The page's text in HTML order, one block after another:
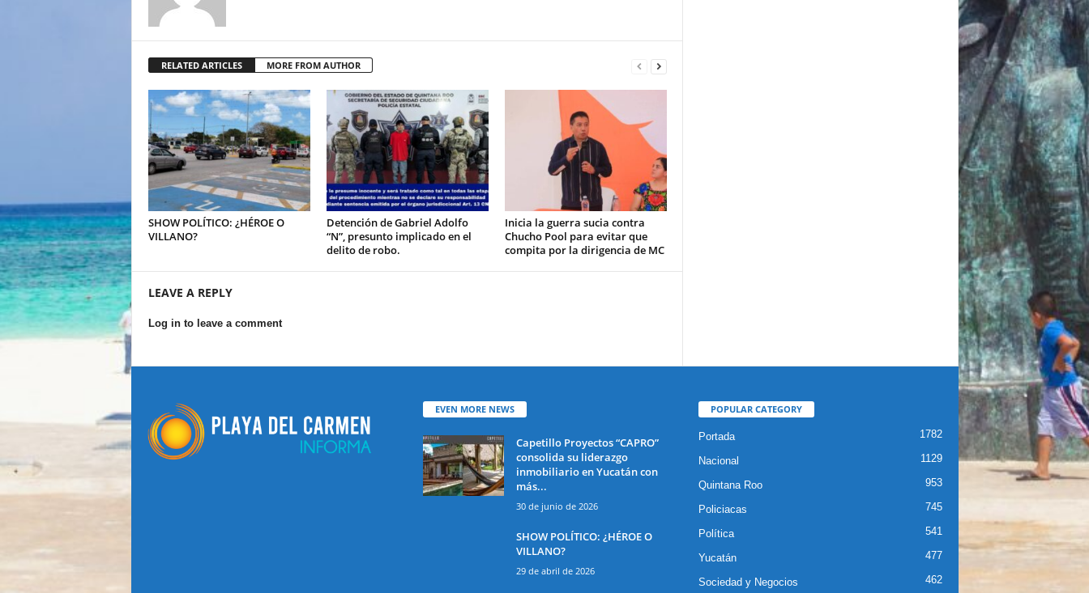
RELATED ARTICLES MORE FROM AUTHOR
SHOW POLÍTICO: ¿HÉROE O
VILLANO?
Detención de Gabriel Adolfo
“N”, presunto implicado en el
delito de robo.
Inicia la guerra sucia contra
Chucho Pool para evitar que
compita por la dirigencia de MC
LEAVE A REPLY
Log in to leave a comment
EVEN MORE NEWS
Capetillo Proyectos “CAPRO”
consolida su liderazgo
inmobiliario en Yucatán con
más...
30 de junio de 2026
SHOW POLÍTICO: ¿HÉROE O
VILLANO?
29 de abril de 2026
POPULAR CATEGORY
Portada 1782
Nacional 1129
Quintana Roo 953
Policiacas 745
Política 541
Yucatán 477
Sociedad y Negocios 462